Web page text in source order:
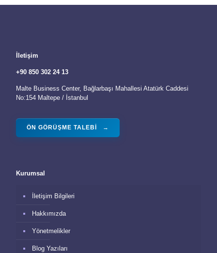
İletişim
+90 850 302 24 13
Malte Business Center, Bağlarbaşı Mahallesi Atatürk Caddesi
No:154 Maltepe / İstanbul
ÖN GÖRÜŞME TALEBI
Kurumsal
İletişim Bilgileri
Hakkımızda
Yönetmelikler
Blog Yazıları